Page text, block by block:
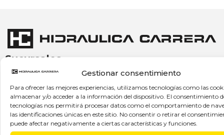
Gestionar consentimiento
Para ofrecer las mejores experiencias, utilizamos tecnologías como las
almacenar y/o acceder a la información del dispositivo. El consentimiento
tecnologías nos permitirá procesar datos como el comportamiento de
las identificaciones únicas en este sitio. No consentir o retirar el
puede afectar negativamente a ciertas características y funciones.
Sucursales
Hidráulica Carrera MóstolesC/Torres Quevedo, 29
P.I. Prado de Regordoño 28936 Móstoles (Madrid)
+34 91 646 4500
hc@hidraulicacarrera.com
L-J: 08h - 17:30h
V y agosto: 08h - 15h